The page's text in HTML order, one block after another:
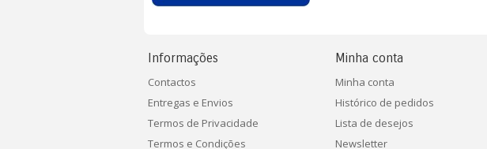
Informações
Contactos
Entregas e Envios
Termos de Privacidade
Termos e Condições
Minha conta
Minha conta
Histórico de pedidos
Lista de desejos
Newsletter